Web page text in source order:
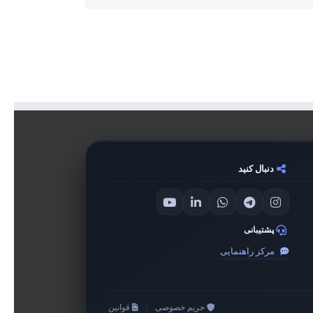
دنبال کنید
پشتیبانی
مرکز راهنمایی
حریم خصوصی قوانین